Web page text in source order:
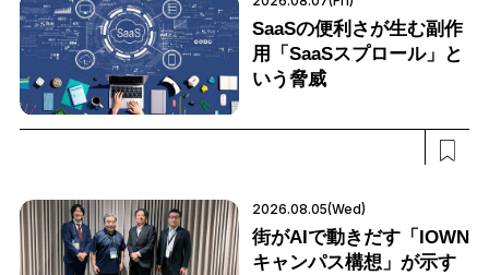
SaaSの便利さが生む副作
用「SaaSスプロール」と
いう脅威
2026.08.05(Wed)
街がAIで動きだす「IOWN
キャンパス構想」が示す